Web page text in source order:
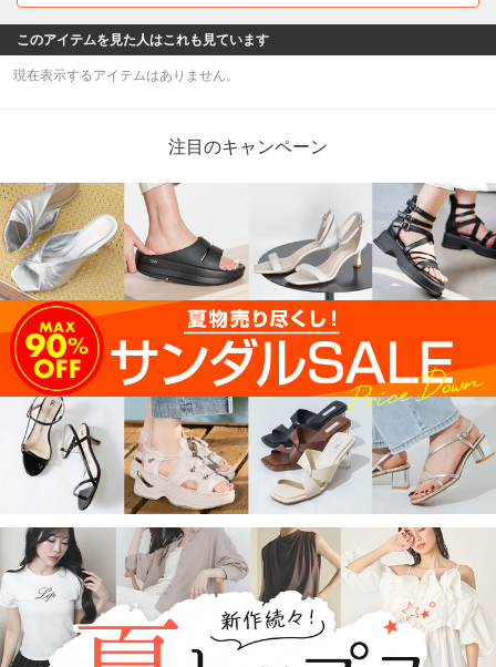
このアイテムを見た人はこれも見ています
現在表示するアイテムはありません。
注目のキャンペーン